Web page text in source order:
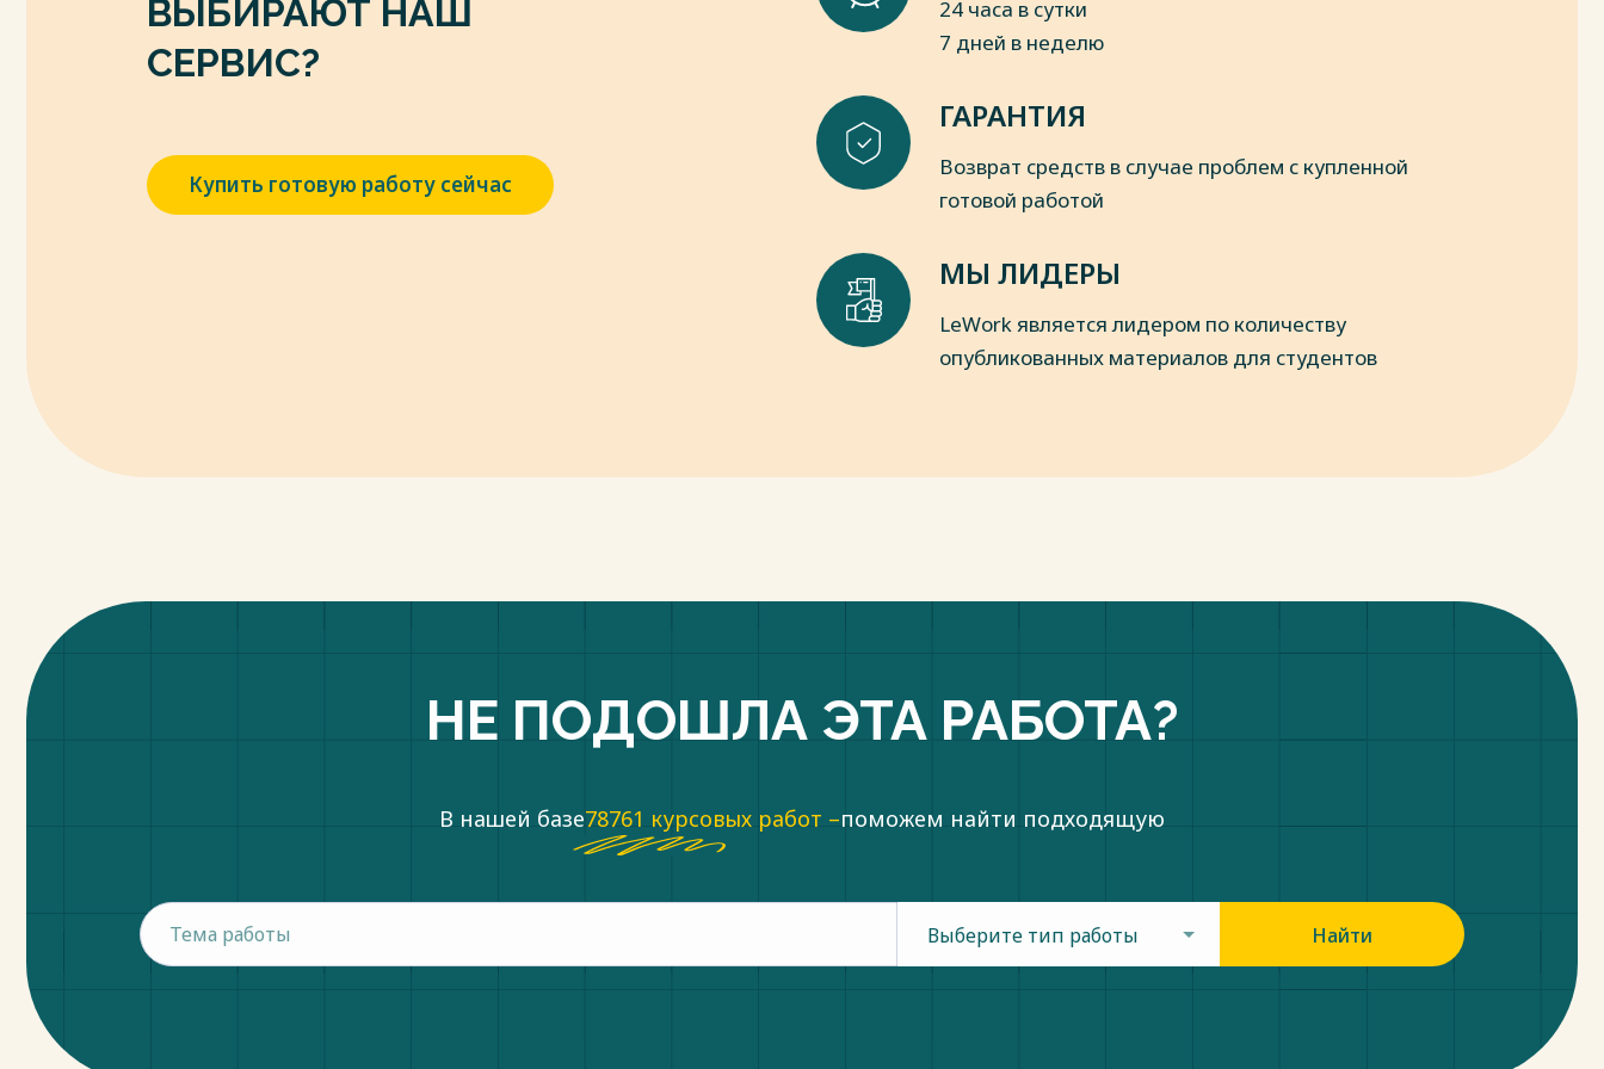
ВЫБИРАЮТ НАШ
СЕРВИС?
Купить готовую работу сейчас
24 часа в сутки
7 дней в неделю
ГАРАНТИЯ
Возврат средств в случае проблем с купленной
готовой работой
МЫ ЛИДЕРЫ
LeWork является лидером по количеству
опубликованных материалов для студентов
НЕ ПОДОШЛА ЭТА РАБОТА?
В нашей базе78761 курсовых работ –поможем найти подходящую
Выберите тип работы Найти